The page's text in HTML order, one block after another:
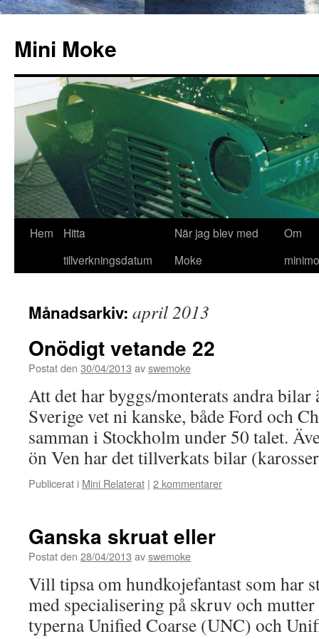
innehåll
Mini Moke
Hem
Hitta
tillverkningsdatum
När jag blev med
Moke
Om
Månadsarkiv: april 2013
Onödigt vetande 22
Postat den 30/04/2013 avswemoke
Att det har byggs/monterats andra
Sverige vet ni kanske, både Ford och
samman i Stockholm under 50 talet.
ön Ven har det tillverkats bilar
Publicerat i Mini Relaterat | 2 kommentarer
Ganska skruat eller
Postat den 28/04/2013 avswemoke
Vill tipsa om hundkojefantast som har
med specialisering på skruv och
typerna Unified Coarse (UNC) och